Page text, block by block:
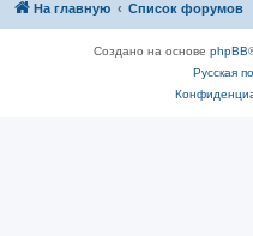
На главную Список форумов
Создано на основе phpBB
Русская